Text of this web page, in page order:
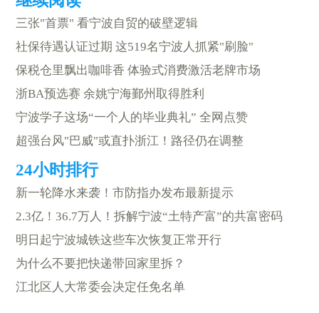
三张"首票" 看宁波自贸的破壁逻辑
社保待遇认证过期 这519名宁波人抓紧"刷脸"
保税仓里飘出咖啡香 体验式消费激活老牌市场
浙BA预选赛 余姚宁海鄞州取得胜利
宁波学子这场“一个人的毕业典礼” 全网点赞
超强台风"巴威"或直扑浙江！路径仍在调整
新一轮降水来袭！市防指办发布最新提示
2.3亿！36.7万人！拆解宁波“土特产富”的共富密码
明日起宁波城铁这些车次恢复正常开行
为什么不要把快递带回家里拆？
江北区人大常委会决定任免名单